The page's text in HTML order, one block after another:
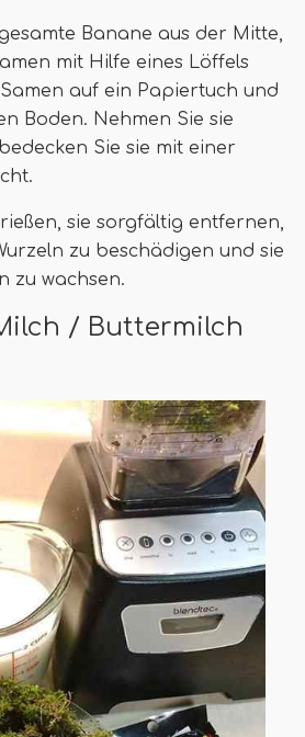
Banane aus der Mitte,
mit Hilfe eines Löffels
auf ein Papiertuch und
Boden. Nehmen Sie sie
Sie sie mit einer
sie sorgfältig entfernen,
zu beschädigen und sie
zu wachsen.
/ Buttermilch